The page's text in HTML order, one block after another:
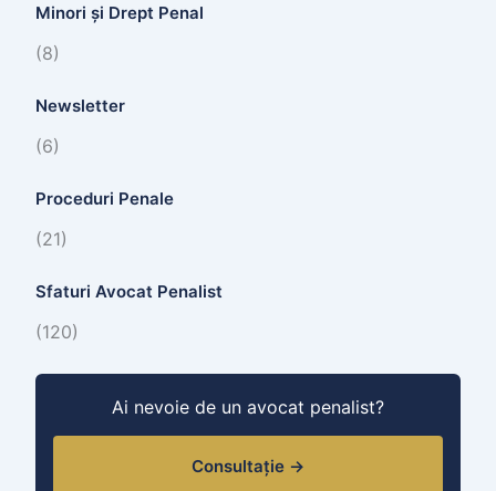
Minori și Drept Penal
(8)
Newsletter
(6)
Proceduri Penale
(21)
Sfaturi Avocat Penalist
(120)
Ai nevoie de un avocat penalist?
Consultație →